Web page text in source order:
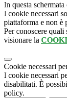
In questa
I cookie necessari
piattaforma e non è
Per conoscere
visionare la
Cookie necessari
I cookie necessari
disabilitati. È
policy.